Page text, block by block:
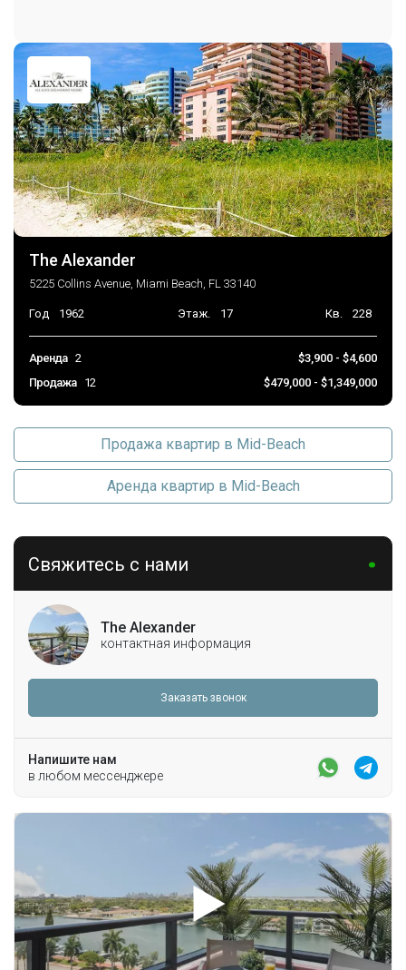
The Alexander
5225 Collins Avenue, Miami Beach, FL 33140
Год 1962 Этаж. 17 Кв. 228
Аренда 2
$3,900 - $4,600
Продажа
12 $479,000 - $1,349,000
Продажа квартир в Mid-Beach
Аренда квартир в Mid-Beach
Свяжитесь с нами
The Alexander
контактная информация
Заказать звонок
Напишите нам
в любом мессенджере